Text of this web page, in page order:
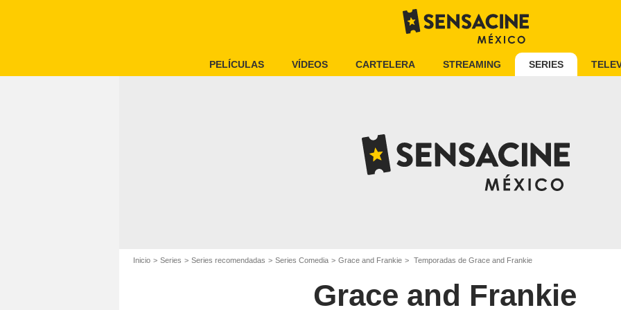
PELÍCULAS VÍDEOS CARTELERA STREAMING SERIES
Inicio Series Series recomendadas Series Comedia Grace and Frankie Temporadas de Grace and Frankie
Grace and Frankie